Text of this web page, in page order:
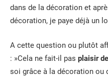
dans de la décoration et
décoration, je paye déjà un
A cette question ou plutôt
: »Cela ne fait-il pas plaisir
soi grâce à la décoration ou